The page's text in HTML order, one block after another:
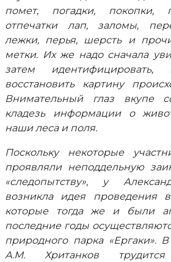
помет, погадки, покопки,
отпечатки лап, заломы,
лежки, перья, шерсть и
метки. Их же надо сначала
затем
восстановить картину
Внимательный глаз вкупе
кладезь информации о
наши леса и поля.
Поскольку некоторые
проявляли неподдельную
«следопытству», у
возникла идея проведения
которые тогда же и были
последние годы
природного парка «Ергаки».
А.М. Хританков